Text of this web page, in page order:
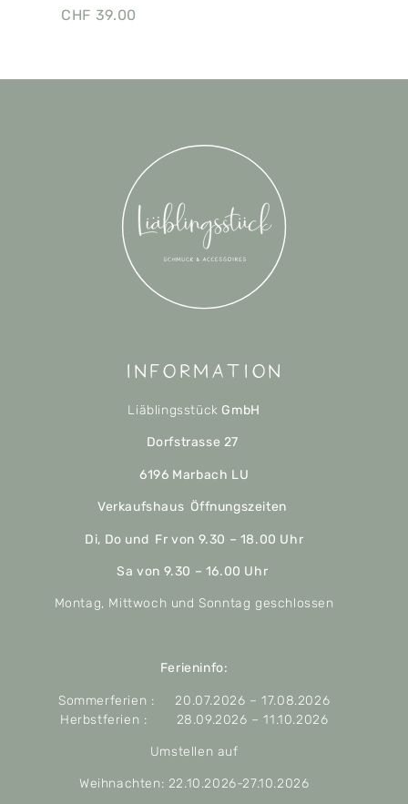
CHF 39.00
Information
Liäblingsstück GmbH
Dorfstrasse 27
6196 Marbach LU
Verkaufshaus Öffnungszeiten
Di, Do und Fr von 9.30 – 18.00 Uhr
Sa von 9.30 – 16.00 Uhr
Montag, Mittwoch und Sonntag geschlossen
Ferieninfo:
Sommerferien : 20.07.2026 – 17.08.2026
Herbstferien : 28.09.2026 – 11.10.2026
Umstellen auf
Weihnachten: 22.10.2026-27.10.2026